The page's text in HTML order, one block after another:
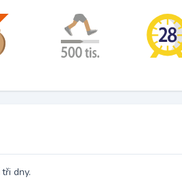
dny.